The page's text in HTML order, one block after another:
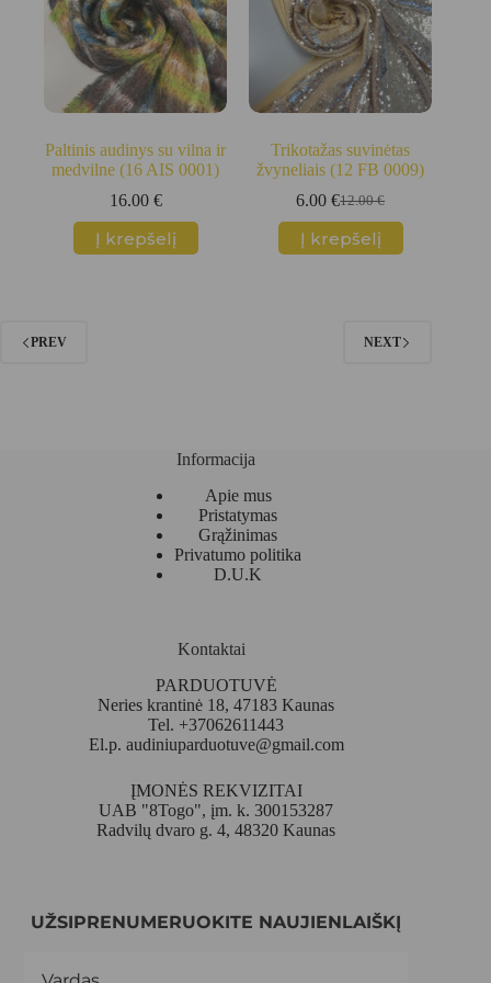
Paltinis audinys su vilna ir
medvilne (16 AIS 0001)
16.00 €
Į krepšelį
Trikotažas suvinėtas
žvyneliais (12 FB 0009)
12.00€
Original
price
was:
6.00€Current
price
is:
Į krepšelį
PREV NEXT
Informacija
Apie mus
Pristatymas
Grąžinimas
Privatumo politika
D.U.K
Kontaktai
PARDUOTUVĖ
Neries krantinė 18, 47183 Kaunas
Tel. +37062611443
El.p. audiniuparduotuve@gmail.com
ĮMONĖS REKVIZITAI
UAB "8Togo", įm. k. 300153287
Radvilų dvaro g. 4, 48320 Kaunas
UŽSIPRENUMERUOKITE NAUJIENLAIŠKĮ